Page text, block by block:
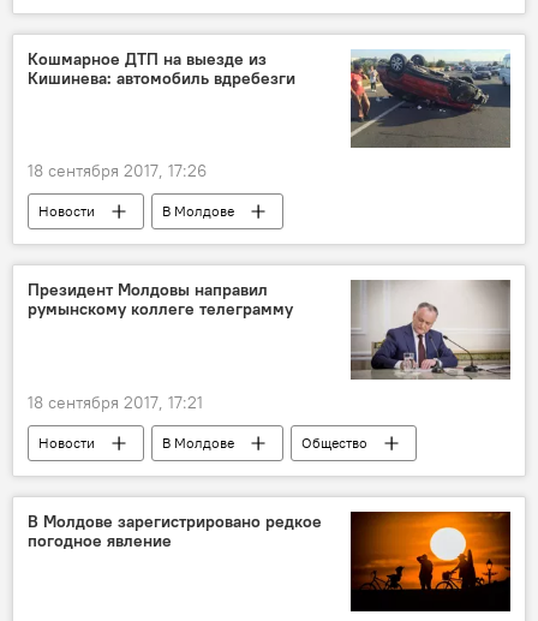
Россия
Республика Молдова
митрополит кишиневский и вся Молдовы Владимир
священники
Футбол
Кошмарное ДТП на выезде из
Кишинева: автомобиль вдребезги
18 сентября 2017, 17:26
Новости
В Молдове
Происшествия
Кишинев
Ставчены
авария
ДТП водитель
Президент Молдовы направил
румынскому коллеге телеграмму
18 сентября 2017, 17:21
Новости В Молдове
Общество
Румыния
Республика Молдова
Игорь Додон
ураган
трагедия
В Молдове зарегистрировано редкое
погодное явление